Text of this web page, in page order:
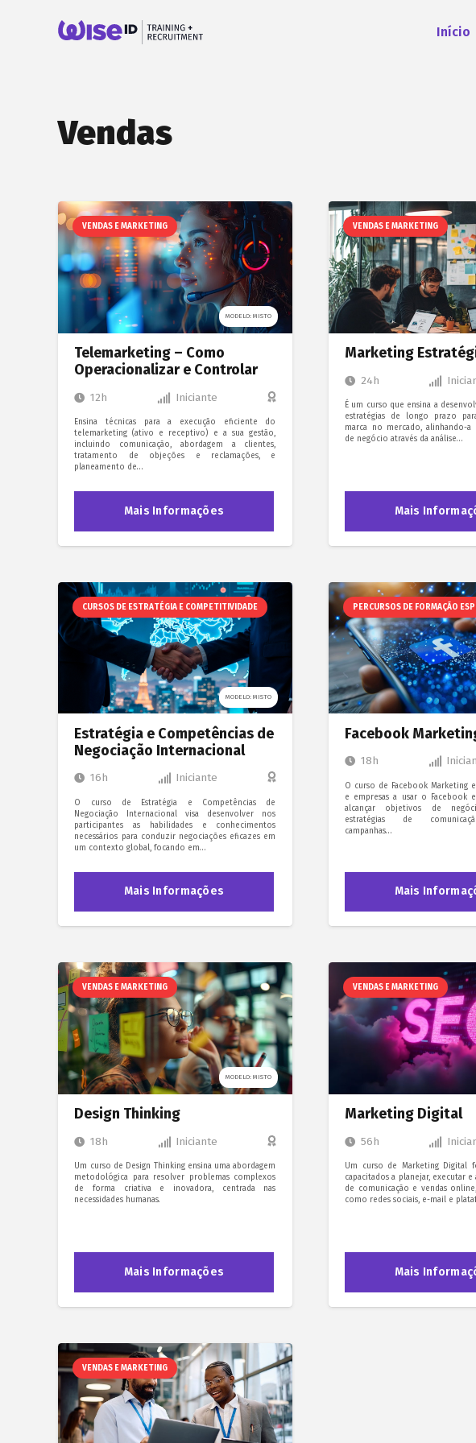
Início
Vendas
VENDAS E MARKETING
MODELO: MISTO
Telemarketing – Como
Operacionalizar e Controlar
12h Iniciante
Ensina técnicas para a execução eficiente do
telemarketing (ativo e receptivo) e a sua gestão,
incluindo comunicação, abordagem a clientes,
tratamento de objeções e reclamações, e
planeamento de…
Mais Informações
VENDAS E MARKETING
Marketing
24h
É um curso que ensina a
estratégias de longo prazo
marca no mercado, alinhando-
de negócio através da análise…
Mais
CURSOS DE ESTRATÉGIA E COMPETITIVIDADE
MODELO: MISTO
Estratégia e Competências de
Negociação Internacional
16h Iniciante
O curso de Estratégia e Competências de
Negociação Internacional visa desenvolver nos
participantes as habilidades e conhecimentos
necessários para conduzir negociações eficazes em
um contexto global, focando em…
Mais Informações
PERCURSOS DE FORMAÇÃO
Facebook
18h
O curso de Facebook Marketing
e empresas a usar o Facebook
alcançar objetivos de
estratégias de
campanhas…
Mais
VENDAS E MARKETING
MODELO: MISTO
Design Thinking
18h Iniciante
Um curso de Design Thinking ensina uma abordagem
metodológica para resolver problemas complexos
de forma criativa e inovadora, centrada nas
necessidades humanas.
Mais Informações
VENDAS E MARKETING
Marketing Digital
56h
Um curso de Marketing Digital
capacitados a planejar, executar e
de comunicação e vendas
como redes sociais, e-mail e
Mais
VENDAS E MARKETING